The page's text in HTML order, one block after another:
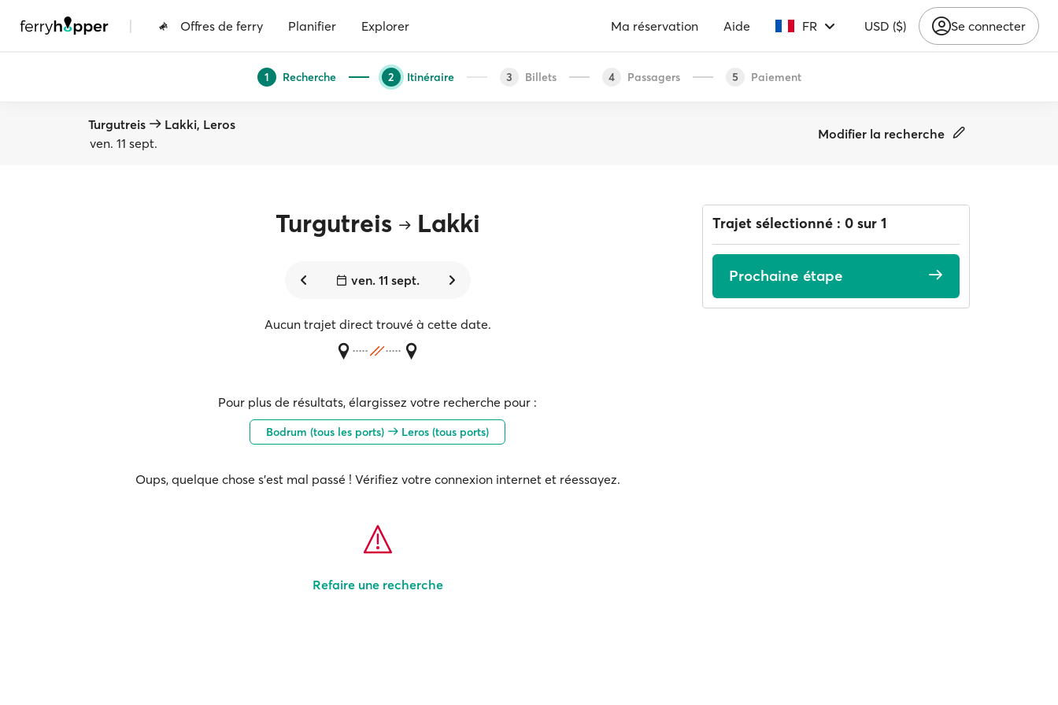
| Offres de ferry Planifier Explorer Ma réservation Aide FR USD ($) Se connecter
1 Recherche 2 Itinéraire 3 Billets 4 Passagers 5 Paiement
Turgutreis
Lakki, Leros
ven. 11 sept.
Modifier la recherche
Turgutreis Lakki
ven. 11 sept.
Aucun trajet direct trouvé à cette date.
Pour plus de résultats, élargissez votre recherche pour :
Bodrum (tous les ports) Leros (tous ports)
Oups, quelque chose s'est mal passé ! Vérifiez votre connexion internet et réessayez.
Refaire une recherche
Trajet sélectionné : 0 sur 1
Prochaine étape